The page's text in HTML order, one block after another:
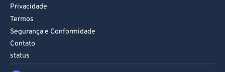
Privacidade
Termos
Segurança e Conformidade
Contato
status